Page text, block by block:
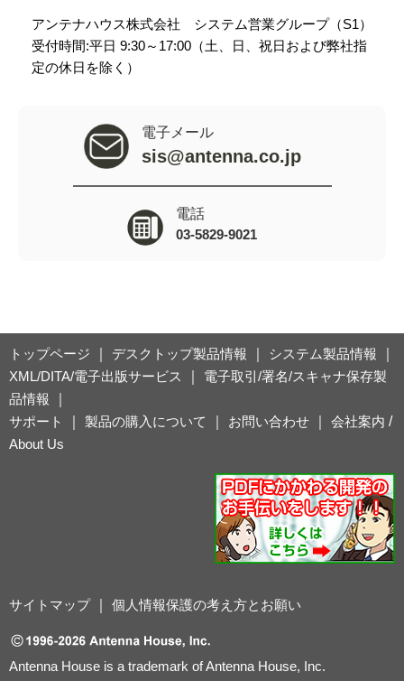
アンテナハウス株式会社 システム営業グループ（S1）
受付時間:平日 9:30～17:00（土、日、祝日および弊社指
定の休日を除く）
電子メール
sis@antenna.co.jp
電話
03-5829-9021
トップページ デスクトップ製品情報 システム製品情報
XML/DITA/電子出版サービス
電子取引/署名/スキャナ保存製
品情報
サポート
製品の購入について お問い合わせ 会社案内 /
About Us
サイトマップ｜ 個人情報保護の考え方とお願い
Antenna House is a trademark of Antenna House, Inc.